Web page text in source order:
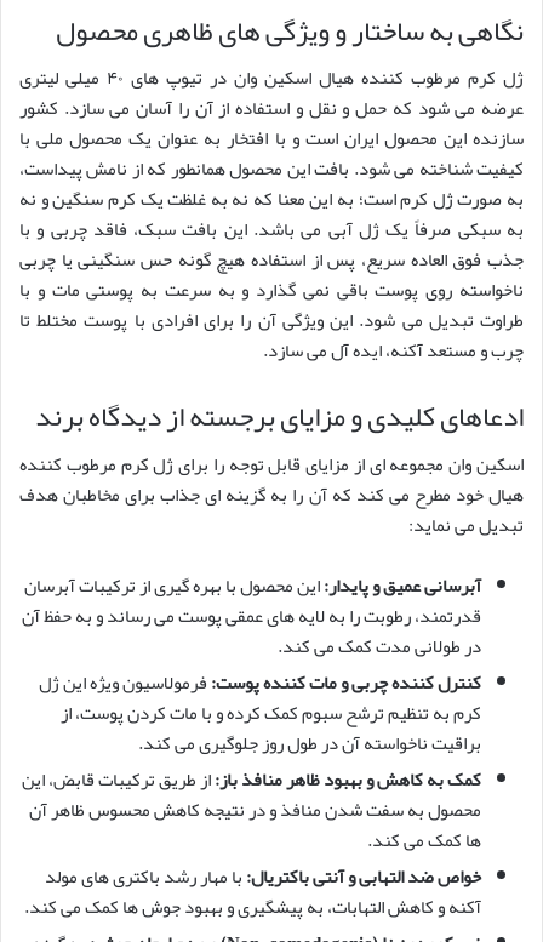
نگاهی به ساختار و ویژگی های ظاهری محصول
ژل کرم مرطوب کننده هیال اسکین وان در تیوپ های ۴۰ میلی لیتری
عرضه می شود که حمل و نقل و استفاده از آن را آسان می سازد. کشور
سازنده این محصول ایران است و با افتخار به عنوان یک محصول ملی با
کیفیت شناخته می شود. بافت این محصول همانطور که از نامش پیداست،
به صورت ژل کرم است؛ به این معنا که نه به غلظت یک کرم سنگین و نه
به سبکی صرفاً یک ژل آبی می باشد. این بافت سبک، فاقد چربی و با
جذب فوق العاده سریع، پس از استفاده هیچ گونه حس سنگینی یا چربی
ناخواسته روی پوست باقی نمی گذارد و به سرعت به پوستی مات و با
طراوت تبدیل می شود. این ویژگی آن را برای افرادی با پوست مختلط تا
چرب و مستعد آکنه، ایده آل می سازد.
ادعاهای کلیدی و مزایای برجسته از دیدگاه برند
اسکین وان مجموعه ای از مزایای قابل توجه را برای ژل کرم مرطوب کننده
هیال خود مطرح می کند که آن را به گزینه ای جذاب برای مخاطبان هدف
تبدیل می نماید:
آبرسانی عمیق و پایدار:این محصول با بهره گیری از ترکیبات آبرسان
قدرتمند، رطوبت را به لایه های عمقی پوست می رساند و به حفظ آن
در طولانی مدت کمک می کند.
کنترل کننده چربی و مات کننده پوست:فرمولاسیون ویژه این ژل
کرم به تنظیم ترشح سبوم کمک کرده و با مات کردن پوست، از
براقیت ناخواسته آن در طول روز جلوگیری می کند.
کمک به کاهش و بهبود ظاهر منافذ باز:از طریق ترکیبات قابض، این
محصول به سفت شدن منافذ و در نتیجه کاهش محسوس ظاهر آن
ها کمک می کند.
خواص ضد التهابی و آنتی باکتریال:با مهار رشد باکتری های مولد
آکنه و کاهش التهابات، به پیشگیری و بهبود جوش ها کمک می کند.